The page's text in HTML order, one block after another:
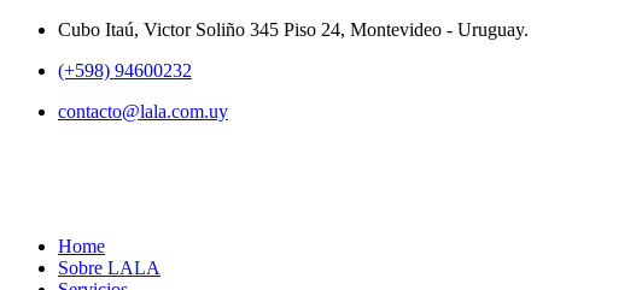
Cubo Itaú, Victor Soliño 345 Piso 24, Montevideo - Uruguay.
(+598) 94600232
contacto@lala.com.uy
Home
Sobre LALA